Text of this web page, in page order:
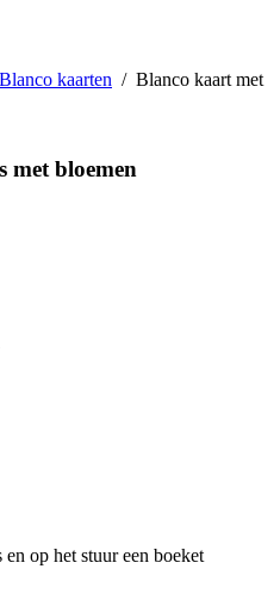
Blanco kaarten / Blanco kaart met
met bloemen
op het stuur een boeket